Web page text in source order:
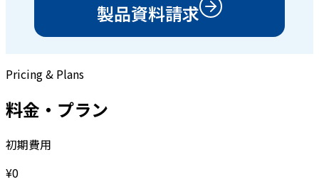
製品資料請求
Pricing & Plans
料金・プラン
初期費用
¥0